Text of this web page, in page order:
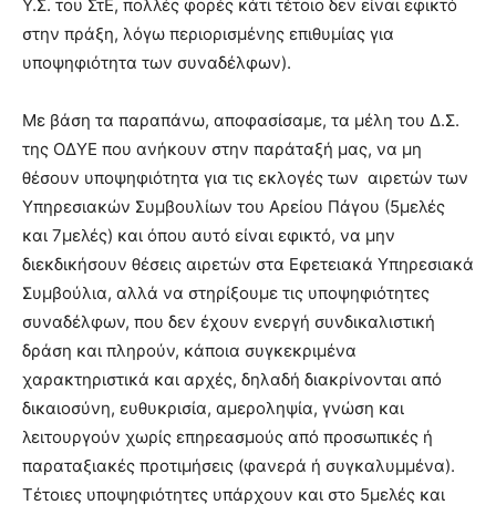
Υ.Σ. του ΣτΕ, πολλές φορές κάτι τέτοιο δεν είναι εφικτό
στην πράξη, λόγω περιορισμένης επιθυμίας για
υποψηφιότητα των συναδέλφων).
Με βάση τα παραπάνω, αποφασίσαμε, τα μέλη του Δ.Σ.
της ΟΔΥΕ που ανήκουν στην παράταξή μας, να μη
θέσουν υποψηφιότητα για τις εκλογές των αιρετών των
Υπηρεσιακών Συμβουλίων του Αρείου Πάγου (5μελές
και 7μελές) και όπου αυτό είναι εφικτό, να μην
διεκδικήσουν θέσεις αιρετών στα Εφετειακά Υπηρεσιακά
Συμβούλια, αλλά να στηρίξουμε τις υποψηφιότητες
συναδέλφων, που δεν έχουν ενεργή συνδικαλιστική
δράση και πληρούν, κάποια συγκεκριμένα
χαρακτηριστικά και αρχές, δηλαδή διακρίνονται από
δικαιοσύνη, ευθυκρισία, αµεροληψία, γνώση και
λειτουργούν χωρίς επηρεασµούς από προσωπικές ή
παραταξιακές προτιµήσεις (φανερά ή συγκαλυμμένα).
Τέτοιες υποψηφιότητες υπάρχουν και στο 5μελές και